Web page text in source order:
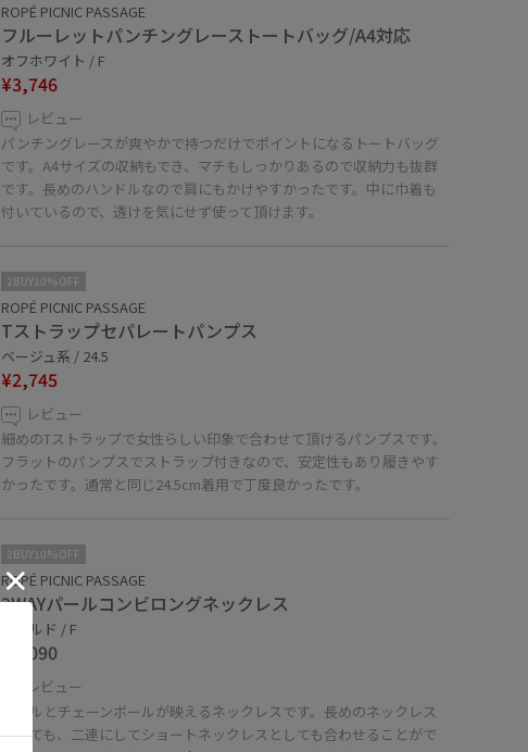
ROPÉ PICNIC PASSAGE
フルーレットパンチングレーストートバッグ/A4対応
オフホワイト / F
¥3,746
レビュー
パンチングレースが爽やかで持つだけでポイントになるトートバッグ
です。A4サイズの収納もでき、マチもしっかりあるので収納力も抜群
です。長めのハンドルなので肩にもかけやすかったです。中に巾着も
付いているので、透けを気にせず使って頂けます。
2BUY10%OFF
ROPÉ PICNIC PASSAGE
Tストラップセパレートパンプス
ベージュ系 / 24.5
¥2,745
レビュー
細めのTストラップで女性らしい印象で合わせて頂けるパンプスです。
フラットのパンプスでストラップ付きなので、安定性もあり履きやす
かったです。通常と同じ24.5cm着用で丁度良かったです。
2BUY10%OFF
ROPÉ PICNIC PASSAGE
2WAYパールコンビロングネックレス
ゴールド / F
¥2,090
レビュー
パールとチェーンボールが映えるネックレスです。長めのネックレス
としても、二連にしてショートネックレスとしても合わせることがで